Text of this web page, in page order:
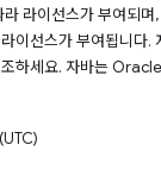
라 라이선스가 부여되며
이선스가 부여됩니다.
하세요. 자바는